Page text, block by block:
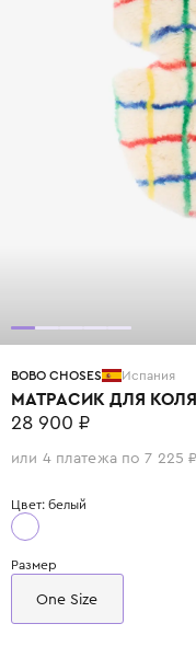
BOBO CHOSES Испания
МАТРАСИК ДЛЯ
28 900 ₽
или 4 платежа по 7 225 ₽
Цвет: белый
Размер
One Size